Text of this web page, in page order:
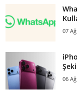
07
06